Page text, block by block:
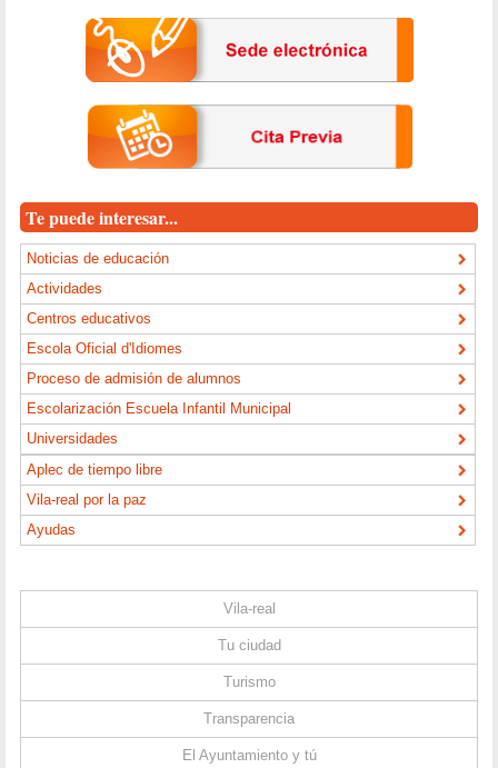
Te puede interesar...
Noticias de educación
Actividades
Centros educativos
Escola Oficial d'Idiomes
Proceso de admisión de alumnos
Escolarización Escuela Infantil Municipal
Universidades
Aplec de tiempo libre
Vila-real por la paz
Ayudas
Vila-real
Tu ciudad
Turismo
Transparencia
El Ayuntamiento y tú